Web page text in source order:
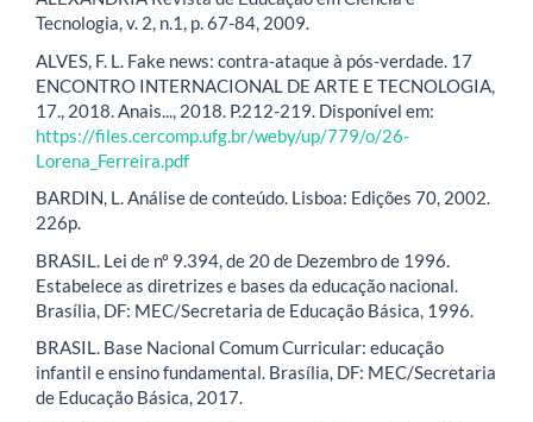
Tecnologia, v. 2, n.1, p. 67-84, 2009.
ALVES, F. L. Fake news: contra-ataque à pós-verdade. 17
ENCONTRO INTERNACIONAL DE ARTE E TECNOLOGIA,
17., 2018. Anais..., 2018. P.212-219. Disponível em:
https://files.cercomp.ufg.br/weby/up/779/o/26-
Lorena_Ferreira.pdf
BARDIN, L. Análise de conteúdo. Lisboa: Edições 70, 2002.
226p.
BRASIL. Lei de nº 9.394, de 20 de Dezembro de 1996.
Estabelece as diretrizes e bases da educação nacional.
Brasília, DF: MEC/Secretaria de Educação Básica, 1996.
BRASIL. Base Nacional Comum Curricular: educação
infantil e ensino fundamental. Brasília, DF: MEC/Secretaria
de Educação Básica, 2017.